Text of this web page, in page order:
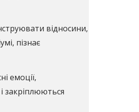
відносини,
пізнає
емоції,
закріплюються